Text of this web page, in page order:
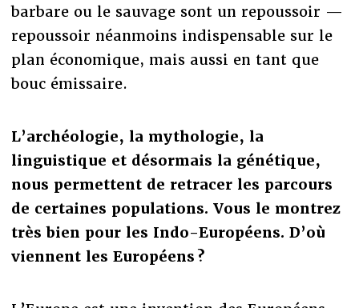
barbare ou le sauvage sont un repoussoir —
repoussoir néanmoins indispensable sur le
plan économique, mais aussi en tant que
bouc émissaire.
L’archéologie, la mythologie, la
linguistique et désormais la génétique,
nous permettent de retracer les parcours
de certaines populations. Vous le montrez
très bien pour les Indo-Européens. D’où
viennent les Européens ?